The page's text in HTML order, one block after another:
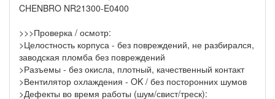
CHENBRO NR21300-E0400
>>>Проверка / осмотр:
>Целостность корпуса - без повреждений, не разбирался,
заводская пломба без повреждений
>Разъемы - без окисла, плотный, качественный контакт
>Вентилятор охлаждения - OK / без посторонних шумов
>Дефекты во время работы (шум/свист/треск):